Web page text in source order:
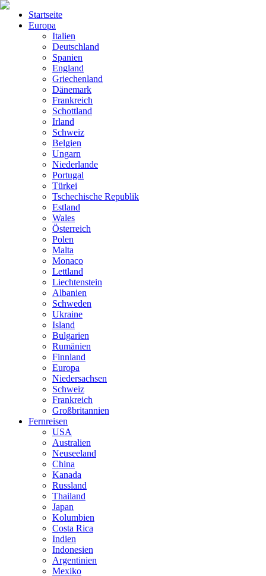
Startseite
Europa
Italien
Deutschland
Spanien
England
Griechenland
Dänemark
Frankreich
Schottland
Irland
Schweiz
Belgien
Ungarn
Niederlande
Portugal
Türkei
Tschechische Republik
Estland
Wales
Österreich
Polen
Malta
Monaco
Lettland
Liechtenstein
Albanien
Schweden
Ukraine
Island
Bulgarien
Rumänien
Finnland
Europa
Niedersachsen
Schweiz
Frankreich
Großbritannien
Fernreisen
USA
Australien
Neuseeland
China
Kanada
Russland
Thailand
Japan
Kolumbien
Costa Rica
Indien
Indonesien
Argentinien
Mexiko